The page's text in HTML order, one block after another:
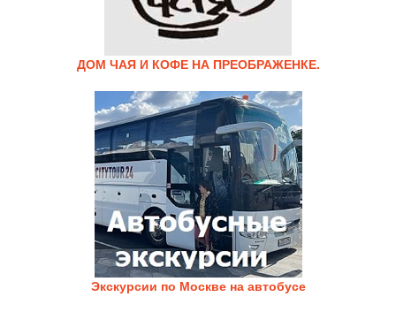
ДОМ ЧАЯ И КОФЕ НА ПРЕОБРАЖЕНКЕ.
Экскурсии по Москве на автобусе